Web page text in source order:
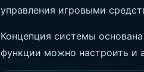
управления игровыми
Концепция системы
функции можно настроить и